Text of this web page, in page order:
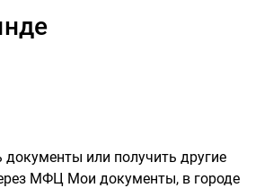
или получить другие
МФЦ Мои документы, в городе